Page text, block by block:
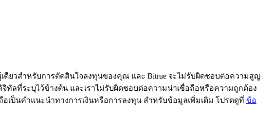
ดียวสำหรับการตัดสินใจลงทุนของคุณ และ Bitrue จะไม่รับผิดชอบต่อความสูญ
ลที่ระบุไว้ข้างต้น และเราไม่รับผิดชอบต่อความน่าเชื่อถือหรือความถูกต้อง
ป็นคำแนะนำทางการเงินหรือการลงทุน สำหรับข้อมูลเพิ่มเติม โปรดดูที่ ข้อ